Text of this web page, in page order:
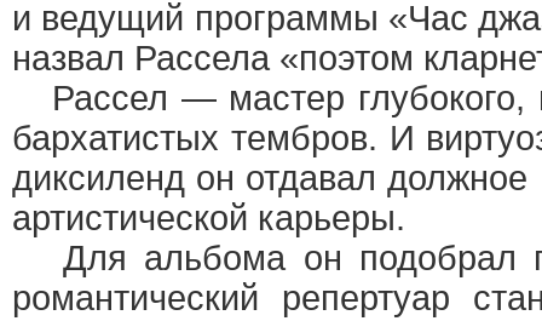
и ведущий программы «Час
назвал Рассела «поэтом
Рассел — мастер глубокого,
бархатистых тембров. И
диксиленд он отдавал должное
артистической карьеры.
Для альбома он подобрал
романтический репертуар